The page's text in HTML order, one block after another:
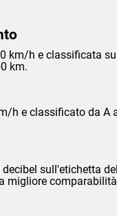
km/h e classificata
km.
h e classificato da A
sull'etichetta
migliore